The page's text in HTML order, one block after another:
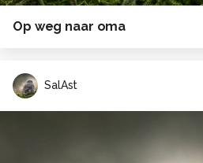
Op weg naar oma
SalAst